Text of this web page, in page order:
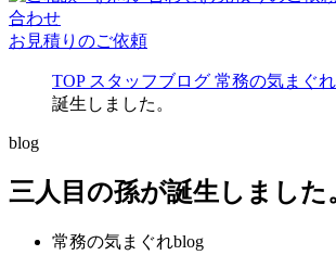
合わせ
お見積りのご依頼
TOP スタッフブログ 常務の気まぐ
誕生しました。
blog
三人目の孫が誕生しました
常務の気まぐれblog